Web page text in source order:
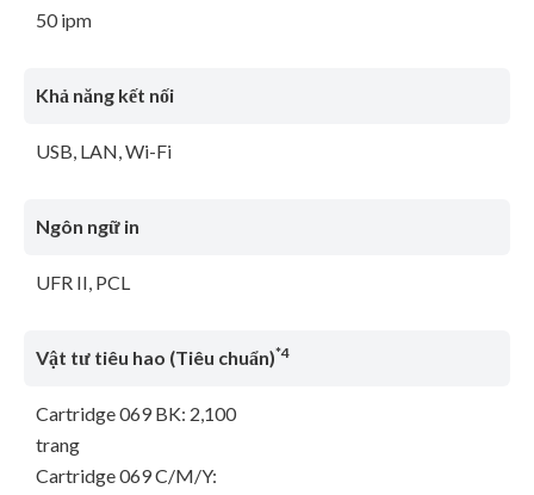
50 ipm
Khả năng kết nối
USB, LAN, Wi-Fi
Ngôn ngữ in
UFR II, PCL
Vật tư tiêu hao (Tiêu chuẩn)*4
Cartridge 069 BK: 2,100
trang
Cartridge 069 C/M/Y: